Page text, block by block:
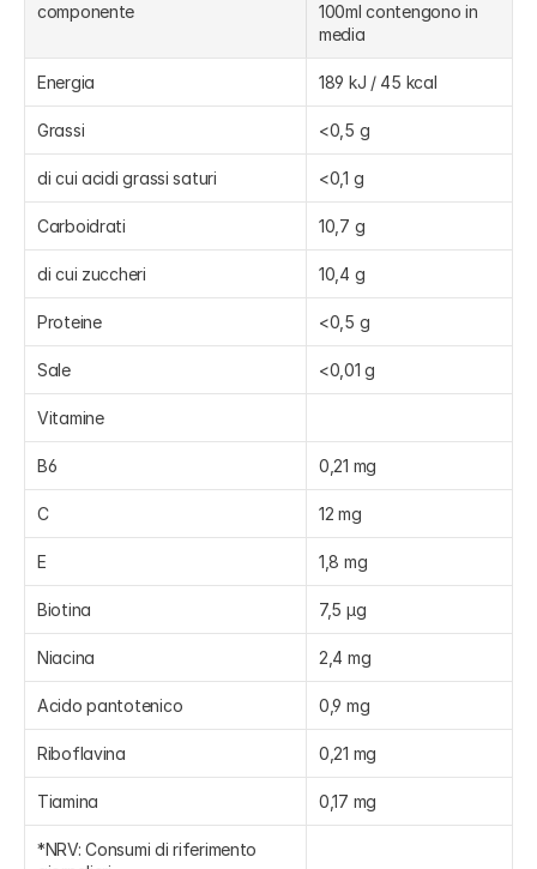
componente
100ml contengono in
media
Energia 189 kJ / 45 kcal
Grassi <0,5 g
di cui acidi grassi saturi <0,1 g
Carboidrati 10,7 g
di cui zuccheri 10,4 g
Proteine <0,5 g
Sale <0,01 g
Vitamine
B6 0,21 mg
C 12 mg
E 1,8 mg
Biotina 7,5 µg
Niacina 2,4 mg
Acido pantotenico 0,9 mg
Riboflavina 0,21 mg
Tiamina 0,17 mg
*NRV: Consumi di riferimento